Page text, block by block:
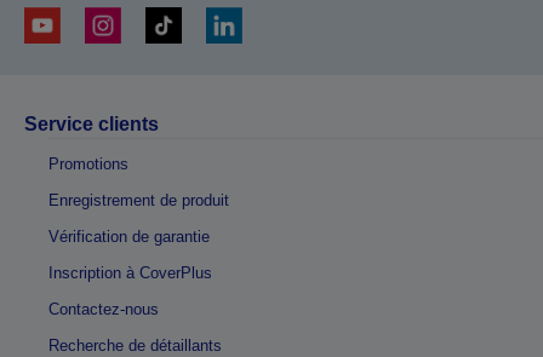
Service clients
Promotions
Enregistrement de produit
Vérification de garantie
Inscription à CoverPlus
Contactez-nous
Recherche de détaillants